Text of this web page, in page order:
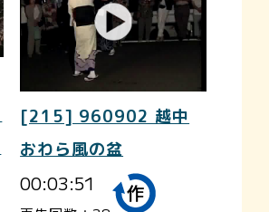
[215] 960902 越中
おわら風の盆
00:03:51